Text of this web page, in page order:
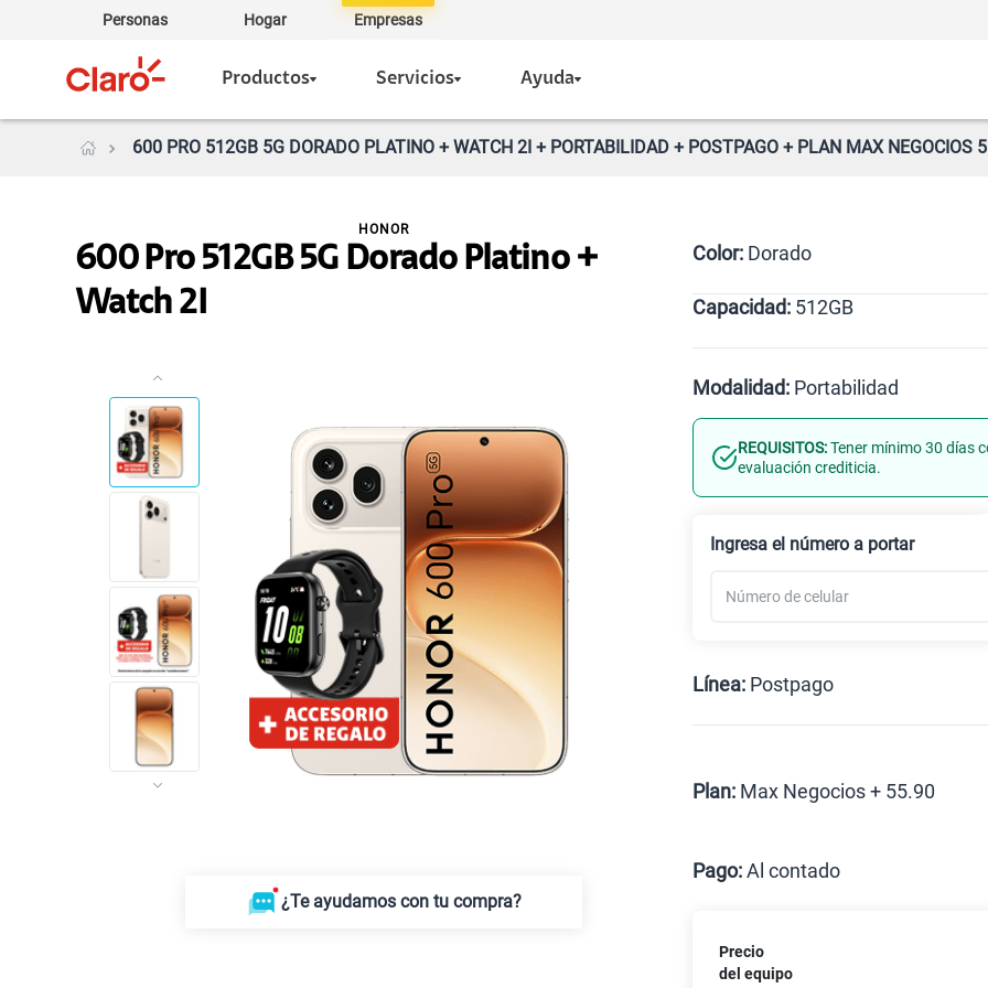
Personas Hogar Empresas
Productos Servicios Ayuda
600 PRO 512GB 5G DORADO PLATINO + WATCH 2I + PORTABILIDAD + POSTPAGO + PLAN MAX NEGOCIOS
600 Pro 512GB 5G Dorado Platino +
Watch 2I
HONOR
¿Te ayudamos con tu compra?
Color: Dorado
Dorado
Capacidad: 512GB
Modalidad: Portabilidad
Línea Nueva
REQUISITOS:Tener mínimo 30 días
evaluación crediticia.
Ingresa el número a portar
Línea: Postpago
Plan: Max Negocios + 55.90
Paga solo
Pago:Al contado
Precio
del equipo